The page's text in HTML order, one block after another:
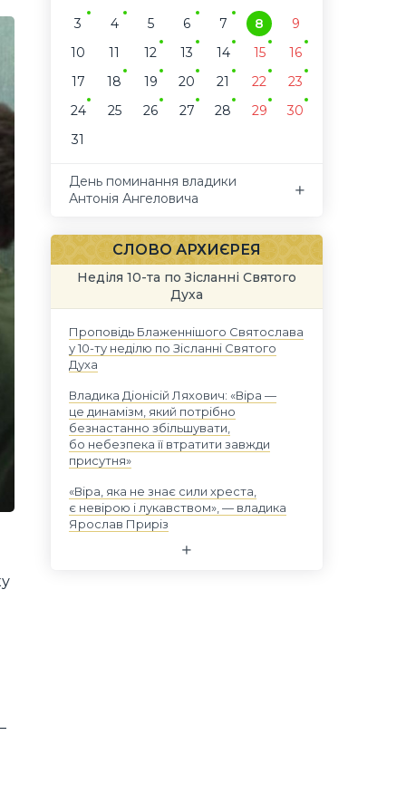
3
4 5 6 7 8
9
10
11 12 13 14 15
16
17
18 19 20 21 22
23
24
25 26 27 28 29
30
31
День поминання владики
Антонія Ангеловича
СЛОВО АРХИЄРЕЯ
Неділя 10-та по Зісланні Святого
Духа
Проповідь Блаженнішого Святослава
у 10-ту неділю по Зісланні Святого
Духа
Владика Діонісій Ляхович: «Віра —
це динамізм, який потрібно
безнастанно збільшувати,
бо небезпека її втратити завжди
присутня»
«Віра, яка не знає сили хреста,
є невірою і лукавством», — владика
Ярослав Приріз